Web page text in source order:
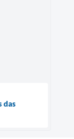
das